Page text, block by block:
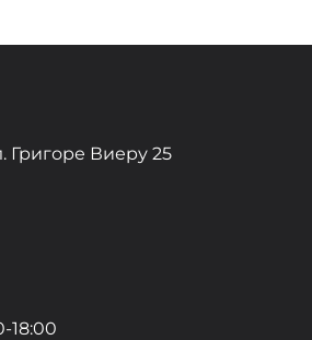
Григоре Виеру 25
18:00